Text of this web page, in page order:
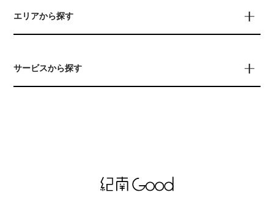
エリアから探す
サービスから探す